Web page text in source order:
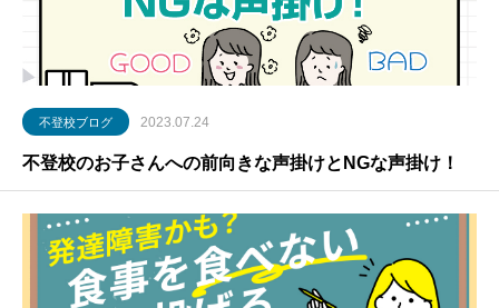
不登校ブログ 2023.07.24
不登校のお子さんへの前向きな声掛けとNGな声掛け！